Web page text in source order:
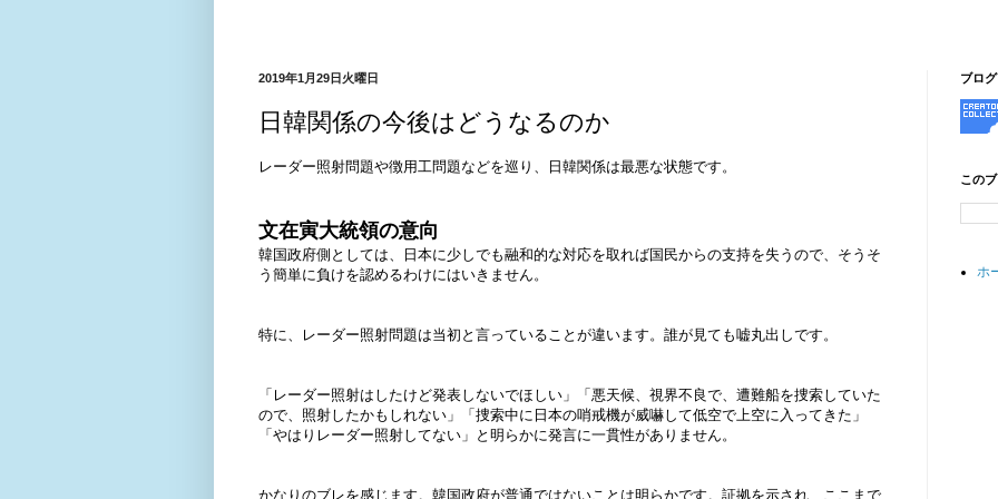
2019年1月29日火曜日
日韓関係の今後はどうなるのか
レーダー照射問題や徴用工問題などを巡り、日韓関係は最悪な状態です。
文在寅大統領の意向
韓国政府側としては、日本に少しでも融和的な対応を取れば国民からの支持を失うので、そうそ
う簡単に負けを認めるわけにはいきません。
特に、レーダー照射問題は当初と言っていることが違います。誰が見ても嘘丸出しです。
「レーダー照射はしたけど発表しないでほしい」「悪天候、視界不良で、遭難船を捜索していた
ので、照射したかもしれない」「捜索中に日本の哨戒機が威嚇して低空で上空に入ってきた」
「やはりレーダー照射してない」と明らかに発言に一貫性がありません。
かなりのブレを感じます。韓国政府が普通ではないことは明らかです。証拠を示され、ここまで
ブロ
この
ホ